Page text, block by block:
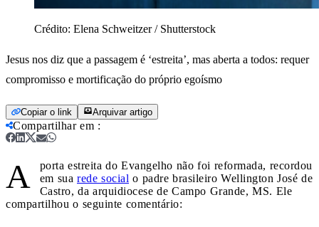
Crédito: Elena Schweitzer / Shutterstock
Jesus nos diz que a passagem é ‘estreita’, mas aberta a todos: requer
compromisso e mortificação do próprio egoísmo
Copiar o link Arquivar artigo
Compartilhar em :
A
porta estreita do Evangelho não foi reformada, recordou
em sua rede social o padre brasileiro Wellington José de
Castro, da arquidiocese de Campo Grande, MS. Ele
compartilhou o seguinte comentário: